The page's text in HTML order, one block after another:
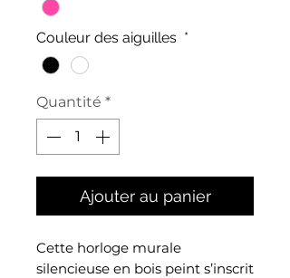
Couleur des aiguilles *
Quantité *
Ajouter au panier
Cette horloge murale
silencieuse en bois peint s’inscrit